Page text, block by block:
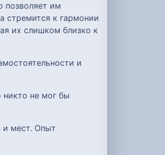
позволяет им
стремится к гармонии
их слишком близко к
и
никто не мог бы
и мест. Опыт